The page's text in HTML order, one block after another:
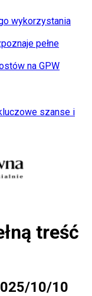
wykorzystania
pełne
na GPW
szanse i
treść
10/10